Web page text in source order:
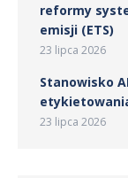
reformy
emisji (ETS)
23 lipca 2026
Stanowisko
23 lipca 2026